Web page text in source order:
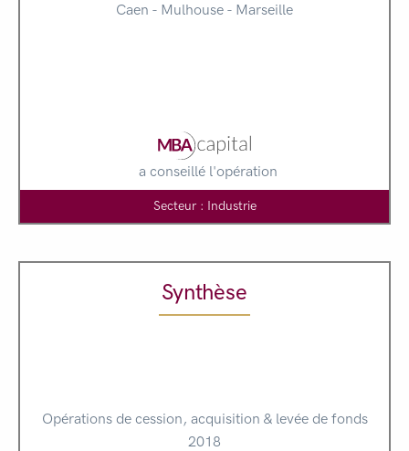
Caen - Mulhouse - Marseille
a conseillé l'opération
Secteur : Industrie
Synthèse
Opérations de cession, acquisition & levée de fonds
2018